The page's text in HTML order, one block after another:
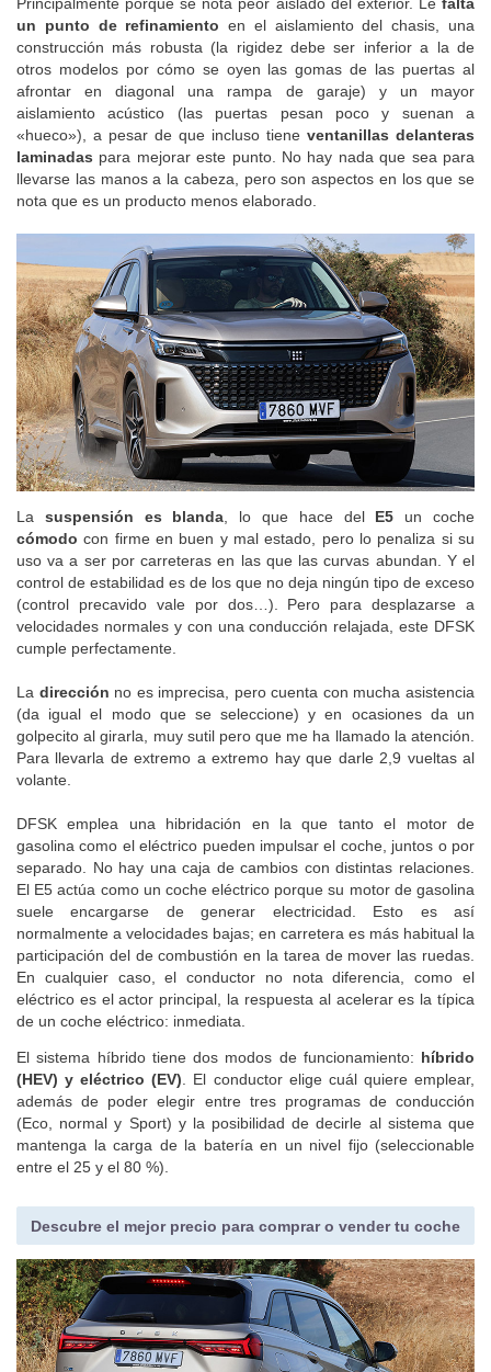
un punto de refinamiento en el aislamiento del chasis, una
construcción más robusta (la rigidez debe ser inferior a la de
otros modelos por cómo se oyen las gomas de las puertas al
afrontar en diagonal una rampa de garaje) y un mayor
aislamiento acústico (las puertas pesan poco y suenan a
«hueco»), a pesar de que incluso tiene ventanillas delanteras
laminadas para mejorar este punto. No hay nada que sea para
llevarse las manos a la cabeza, pero son aspectos en los que se
nota que es un producto menos elaborado.
La suspensión es blanda , lo que hace del E5 un coche
cómodo con firme en buen y mal estado, pero lo penaliza si su
uso va a ser por carreteras en las que las curvas abundan. Y el
control de estabilidad es de los que no deja ningún tipo de exceso
(control precavido vale por dos…). Pero para desplazarse a
velocidades normales y con una conducción relajada, este DFSK
cumple perfectamente.
La dirección no es imprecisa, pero cuenta con mucha asistencia
(da igual el modo que se seleccione) y en ocasiones da un
golpecito al girarla, muy sutil pero que me ha llamado la atención.
Para llevarla de extremo a extremo hay que darle 2,9 vueltas al
volante.
DFSK emplea una hibridación en la que tanto el motor de
gasolina como el eléctrico pueden impulsar el coche, juntos o por
separado. No hay una caja de cambios con distintas relaciones.
El E5 actúa como un coche eléctrico porque su motor de gasolina
suele encargarse de generar electricidad. Esto es así
normalmente a velocidades bajas; en carretera es más habitual la
participación del de combustión en la tarea de mover las ruedas.
En cualquier caso, el conductor no nota diferencia, como el
eléctrico es el actor principal, la respuesta al acelerar es la típica
de un coche eléctrico: inmediata.
El sistema híbrido tiene dos modos de funcionamiento: híbrido
(HEV) y eléctrico (EV) . El conductor elige cuál quiere emplear,
además de poder elegir entre tres programas de conducción
(Eco, normal y Sport) y la posibilidad de decirle al sistema que
mantenga la carga de la batería en un nivel fijo (seleccionable
entre el 25 y el 80 %).
Descubre el mejor precio para comprar o vender tu coche